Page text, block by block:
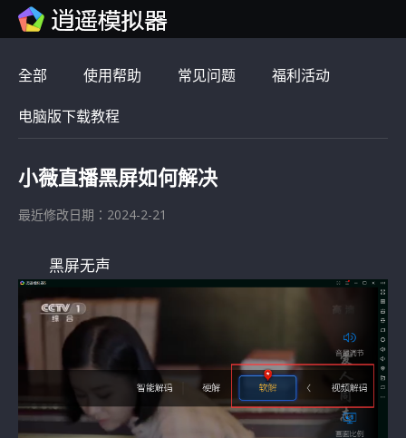
全部 使用帮助 常见问题 福利活动
电脑版下载教程
小薇直播黑屏如何解决
最近修改日期：2024-2-21
黑屏无声